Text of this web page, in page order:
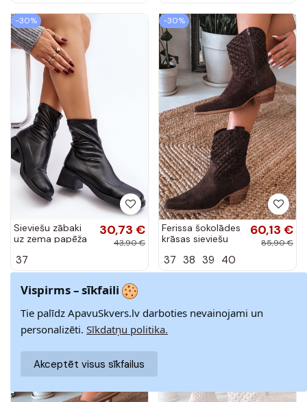
8012 brūnas
krāsas
krāsas
-30%
Sieviešu zābaki
uz zema papēža
„Aphroteia"
30,73 €
43,90 €
37
-30%
Ferissa šokolādes
krāsas sieviešu
caurumiem un
papēžiem
60,13 €
85,90 €
37 38 39 40
-30%
Vispirms – sīkfaili
Tie palīdz ApavuSkvers.lv darboties nevainojami un
personalizēti. Sīkdatņu politika.
Akceptēt visus sīkfailus